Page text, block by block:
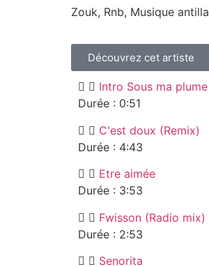
Zouk, Rnb, Musique
Découvrez cet artiste
Intro Sous ma plume
Durée : 0:51
C'est doux (Remix)
Durée : 4:43
Etre aimée
Durée : 3:53
Fwisson (Radio mix)
Durée : 2:53
Senorita